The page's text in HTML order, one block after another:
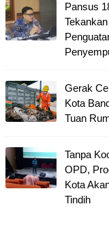
Pansus
Gerak
Kota
Tuan
Tanpa
OPD,
Kota
Tindih